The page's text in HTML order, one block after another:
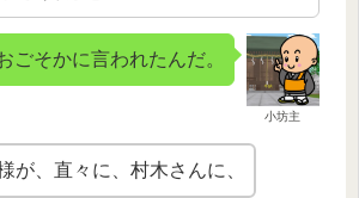
小坊主
ごそかに言われたんだ。
が、直々に、村木さんに、